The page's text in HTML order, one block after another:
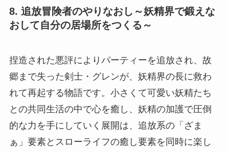
8. 追放冒険者のやりなおし～妖精界で鍛えな
おして自分の居場所をつくる～
捏造された悪評によりパーティーを追放され、故
郷まで失った剣士・グレンが、妖精界の長に救わ
れて再起する物語です。小さくて可愛い妖精たち
との共同生活の中で心を癒し、妖精の加護で圧倒
的な力を手にしていく展開は、追放系の「ざま
ぁ」要素とスローライフの癒し要素を同時に楽し